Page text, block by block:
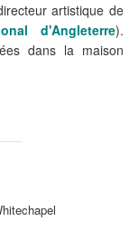
artistique de
d'Angleterre).
dans la maison